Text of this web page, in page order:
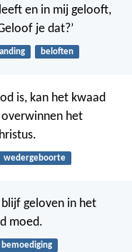
en in mij gelooft,
je dat?’
beloften
is, kan het kwaad
het
wedergeboorte
geloven in het
moed.
bemoediging